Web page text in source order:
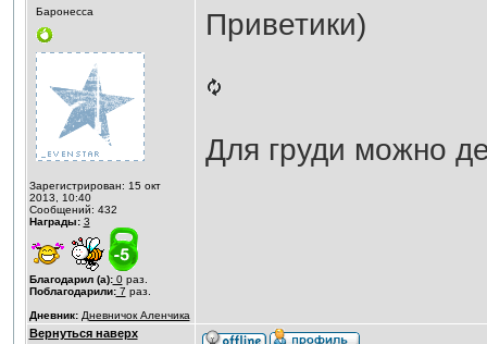
Баронесса
Зарегистрирован: 15 окт
2013, 10:40
Сообщений: 432
Награды: 3
Благодарил (а):0раз.
Поблагодарили:7 раз.
Дневник: Дневничок Аленчика
Приветики)
Для груди можно
Вернуться наверх